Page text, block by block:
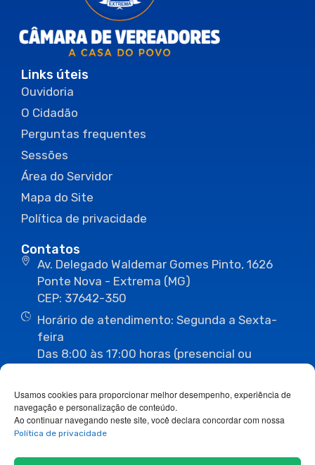
Usamos cookies para proporcionar melhor desempenho, experiência de
navegação e personalização de conteúdo.
Ao continuar navegando neste site, você declara concordar com nossa
Política de privacidade
Links úteis
Ouvidoria
O Cidadão
Perguntas frequentes
Sessões
Área do Servidor
Mapa do Site
Política de privacidade
Contatos
Av. Delegado Waldemar Gomes Pinto, 1626
Ponte Nova - Extrema (MG)
CEP: 37642-350
Horário de atendimento: Segunda a Sexta-
feira
Das 8:00 às 17:00 horas (presencial ou
(35) 3435-1112 (35) 3435-3063
ouvidoria@camaraextrema.mg.gov.br
imprensa@camaraextrema.mg.gov.br
Siga-nos: